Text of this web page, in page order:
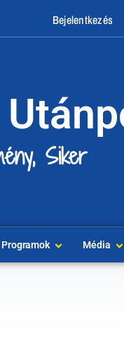
Bejelentkezés
Siker
Programok Média